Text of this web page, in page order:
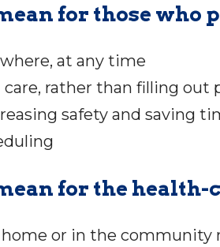
for those who
at any time
rather than filling out
safety and saving
for the health-
or in the community